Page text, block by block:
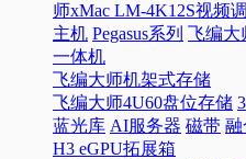
师xMac LM-4K12S视频
主机 Pegasus系列 飞编大
一体机
飞编大师机架式存储
飞编大师4U60盘位存储
蓝光库 AI服务器 磁带 融
H3 eGPU拓展箱